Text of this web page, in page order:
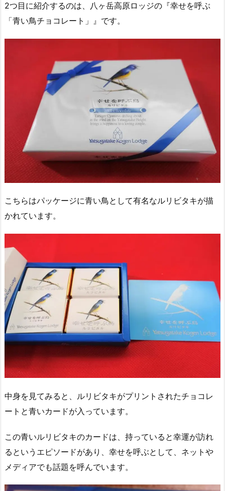
2つ目に紹介するのは、八ヶ岳高原ロッジの『幸せを呼ぶ
「青い鳥チョコレート」』です。
こちらはパッケージに青い鳥として有名なルリビタキが描
かれています。
中身を見てみると、ルリビタキがプリントされたチョコレ
ートと青いカードが入っています。
この青いルリビタキのカードは、持っていると幸運が訪れ
るというエピソードがあり、幸せを呼ぶとして、ネットや
メディアでも話題を呼んでいます。